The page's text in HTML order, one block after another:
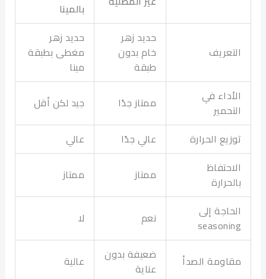
بالمينا
حديد زهر
خام بدون
حديد زهر
مغطى بطبقة
في
ممتاز جدًا جيد لكن أقل
الحرارة عالي جدًا
إلى
الصدأ
ضعيفة بدون
عناية
عالية